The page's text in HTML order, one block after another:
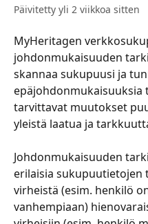
Päivitetty yli 2 viikkoa sitten
MyHeritagen
johdonmukaisuuden
skannaa sukupuusi ja
epäjohdonmukaisuuksia
tarvittavat muutokset
yleistä laatua ja
​​​​​​​​Johdonmukaisuuden
erilaisia sukupuutietojen
virheistä (esim. henkilö
vanhempiaan)